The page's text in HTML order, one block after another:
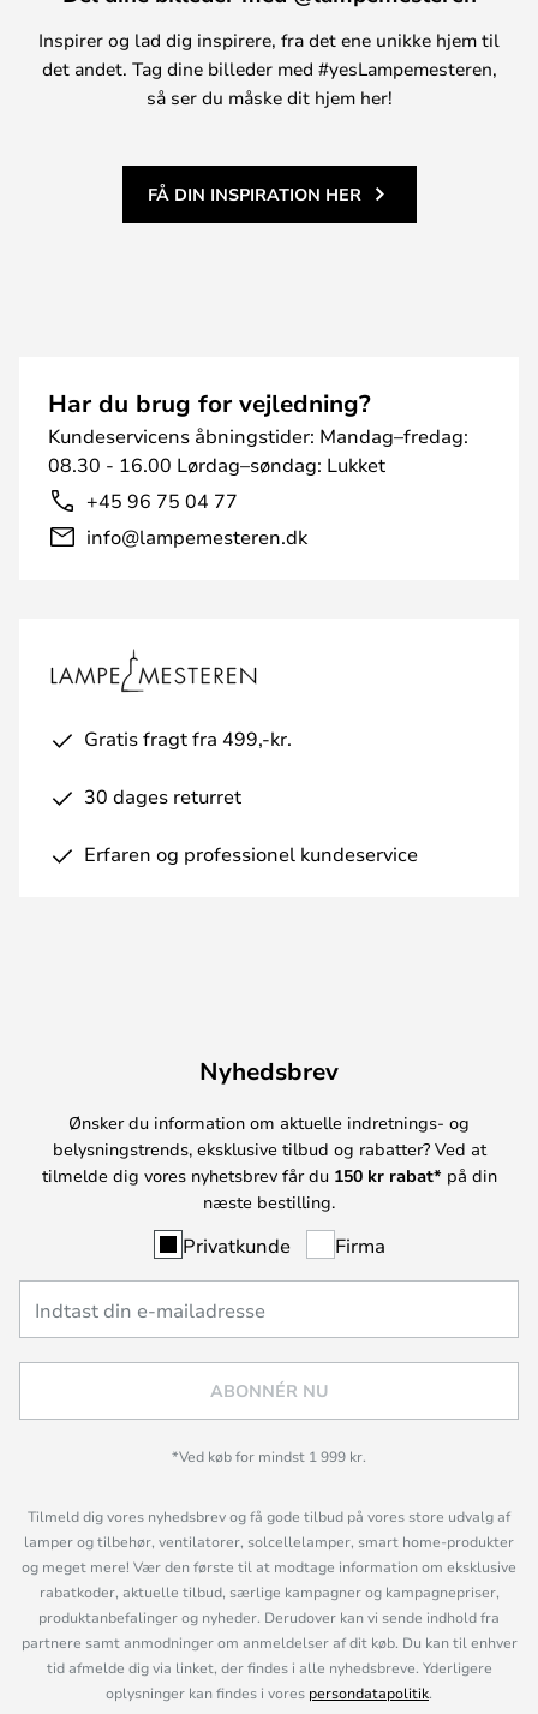
Inspirer og lad dig inspirere, fra det ene unikke hjem til
det andet. Tag dine billeder med #yesLampemesteren,
så ser du måske dit hjem her!
FÅ DIN INSPIRATION HER
Har du brug for vejledning?
Kundeservicens åbningstider: Mandag–fredag:
08.30 - 16.00 Lørdag–søndag: Lukket
+45 96 75 04 77
info@lampemesteren.dk
Gratis fragt fra 499,-kr.
30 dages returret
Erfaren og professionel kundeservice
Nyhedsbrev
Ønsker du information om aktuelle indretnings- og
belysningstrends, eksklusive tilbud og rabatter? Ved at
tilmelde dig vores nyhetsbrev får du 150 kr rabat* på din
næste bestilling.
Privatkunde Firma
ABONNÉR NU
*Ved køb for mindst 1 999 kr.
Tilmeld dig vores nyhedsbrev og få gode tilbud på vores store udvalg af
lamper og tilbehør, ventilatorer, solcellelamper, smart home-produkter
og meget mere! Vær den første til at modtage information om eksklusive
rabatkoder, aktuelle tilbud, særlige kampagner og kampagnepriser,
produktanbefalinger og nyheder. Derudover kan vi sende indhold fra
partnere samt anmodninger om anmeldelser af dit køb. Du kan til enhver
tid afmelde dig via linket, der findes i alle nyhedsbreve. Yderligere
oplysninger kan findes i vores persondatapolitik.